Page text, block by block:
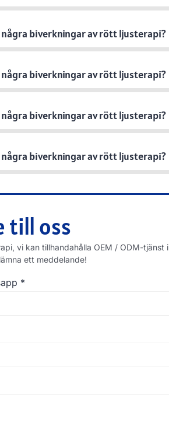
några biverkningar av rött ljusterapi?
några biverkningar av rött ljusterapi?
några biverkningar av rött ljusterapi?
några biverkningar av rött ljusterapi?
till oss
vi kan tillhandahålla OEM / ODM-tjänst i
ett meddelande!
*